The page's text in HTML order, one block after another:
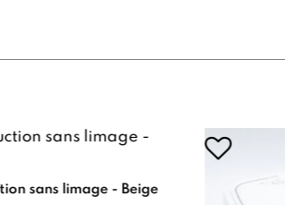
sans limage - Beige